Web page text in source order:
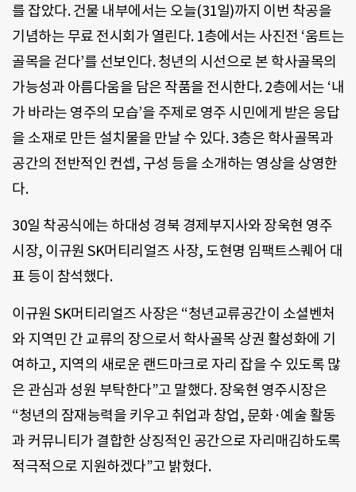
를 잡았다. 건물 내부에서는 오늘(31일)까지 이번 착공을
기념하는 무료 전시회가 열린다. 1층에서는 사진전 ‘움트는
골목을 걷다’를 선보인다. 청년의 시선으로 본 학사골목의
가능성과 아름다움을 담은 작품을 전시한다. 2층에서는 ‘내
가 바라는 영주의 모습’을 주제로 영주 시민에게 받은 응답
을 소재로 만든 설치물을 만날 수 있다. 3층은 학사골목과
공간의 전반적인 컨셉, 구성 등을 소개하는 영상을 상영한
다.
30일 착공식에는 하대성 경북 경제부지사와 장욱현 영주
시장, 이규원 SK머티리얼즈 사장, 도현명 임팩트스퀘어 대
표 등이 참석했다.
이규원 SK머티리얼즈 사장은 “청년교류공간이 소셜벤처
와 지역민 간 교류의 장으로서 학사골목 상권 활성화에 기
여하고, 지역의 새로운 랜드마크로 자리 잡을 수 있도록 많
은 관심과 성원 부탁한다”고 말했다. 장욱현 영주시장은
“청년의 잠재능력을 키우고 취업과 창업, 문화·예술 활동
과 커뮤니티가 결합한 상징적인 공간으로 자리매김하도록
적극적으로 지원하겠다”고 밝혔다.